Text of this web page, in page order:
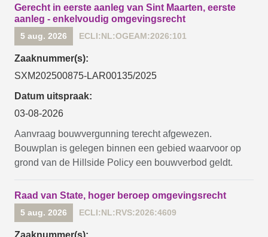
Gerecht in eerste aanleg van Sint Maarten, eerste
aanleg - enkelvoudig omgevingsrecht
5 aug. 2026 ECLI:NL:OGEAM:2026:101
Zaaknummer(s):
SXM202500875-LAR00135/2025
Datum uitspraak:
03-08-2026
Aanvraag bouwvergunning terecht afgewezen.
Bouwplan is gelegen binnen een gebied waarvoor op
grond van de Hillside Policy een bouwverbod geldt.
Raad van State, hoger beroep omgevingsrecht
5 aug. 2026 ECLI:NL:RVS:2026:4609
Zaaknummer(s):